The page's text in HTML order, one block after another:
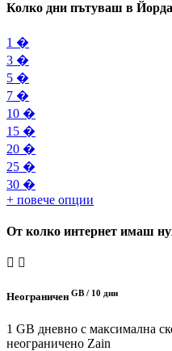
Колко дни пътуваш в
1 �
3 �
5 �
7 �
10 �
15 �
20 �
25 �
30 �
+ повече опции
От колко интернет имаш
Неограничен GB / 10 дни
1 GB дневно с максимална
неограничено Zain